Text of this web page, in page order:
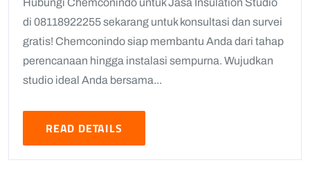
Hubungi Chemconindo untuk Jasa Insulation Studio
di 08118922255 sekarang untuk konsultasi dan survei
gratis! Chemconindo siap membantu Anda dari tahap
perencanaan hingga instalasi sempurna. Wujudkan
studio ideal Anda bersama...
READ DETAILS